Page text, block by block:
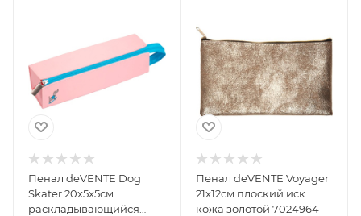
Пенал deVENTE Dog
Skater 20x5x5см
раскладывающийся
Пенал deVENTE Voyager
21x12см плоский иск
кожа золотой 7024964